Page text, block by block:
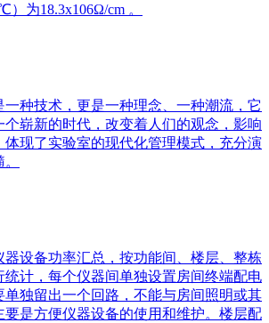
）为18.3x106Ω/cm 。
一种技术，更是一种理念、一种潮流，它
崭新的时代，改变着人们的观念，影响
体现了实验室的现代化管理模式，充分演
设备功率汇总，按功能间、楼层、整栋
统计，每个仪器间单独设置房间终端配电
单独留出一个回路，不能与房间照明或其
要是方便仪器设备的使用和维护。楼层配